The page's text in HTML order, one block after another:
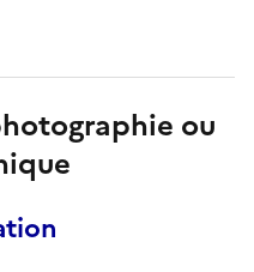
ou